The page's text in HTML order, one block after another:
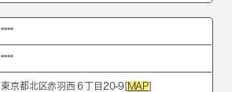
****
****
東京都北区赤羽西６丁目20-9[ MAP]